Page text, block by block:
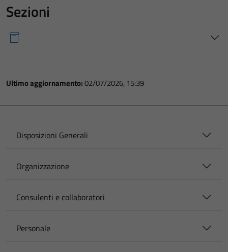
Sezioni
Ultimo aggiornamento:02/07/2026, 15:39
Disposizioni Generali
Organizzazione
Consulenti e collaboratori
Personale